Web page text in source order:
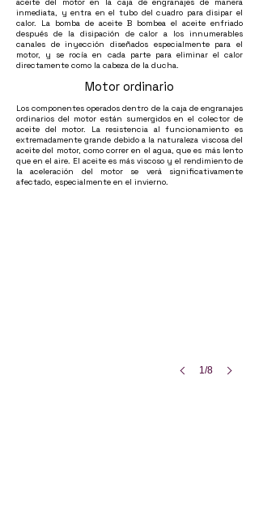
inmediata, y entra en el tubo del cuadro para disipar el
calor. La bomba de aceite B bombea el aceite enfriado
después de la disipación de calor a los innumerables
canales de inyección diseñados especialmente para el
motor, y se rocía en cada parte para eliminar el calor
directamente como la cabeza de la ducha.
Motor ordinario
Los componentes operados dentro de la caja de engranajes
ordinarios del motor están sumergidos en el colector de
aceite del motor. La resistencia al funcionamiento es
extremadamente grande debido a la naturaleza viscosa del
aceite del motor, como correr en el agua, que es más lento
que en el aire. El aceite es más viscoso y el rendimiento de
la aceleración del motor se verá significativamente
afectado, especialmente en el invierno.
términos
1/8